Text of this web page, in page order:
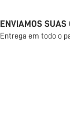
ENVIAMOS SUAS
Entrega em todo o